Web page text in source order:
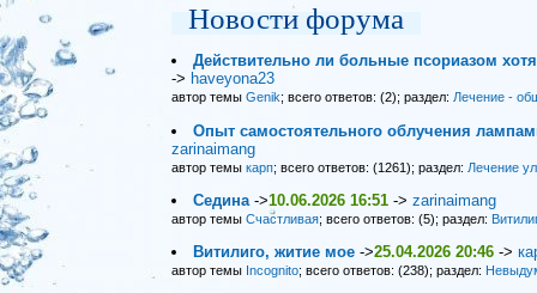
Новости форума
Действительно ли больные псориазом
-> haveyona23
автор темы Genik; всего ответов: (2); раздел: Лечение -
Опыт самостоятельного облучения
zarinaimang
автор темы карп; всего ответов: (1261); раздел: Лечение
Седина ->10.06.2026 16:51 ->zarinaimang
автор темы Счастливая; всего ответов: (5); раздел:
Витилиго, житие мое ->25.04.2026 20:46 ->
автор темы Incognito; всего ответов: (238); раздел: